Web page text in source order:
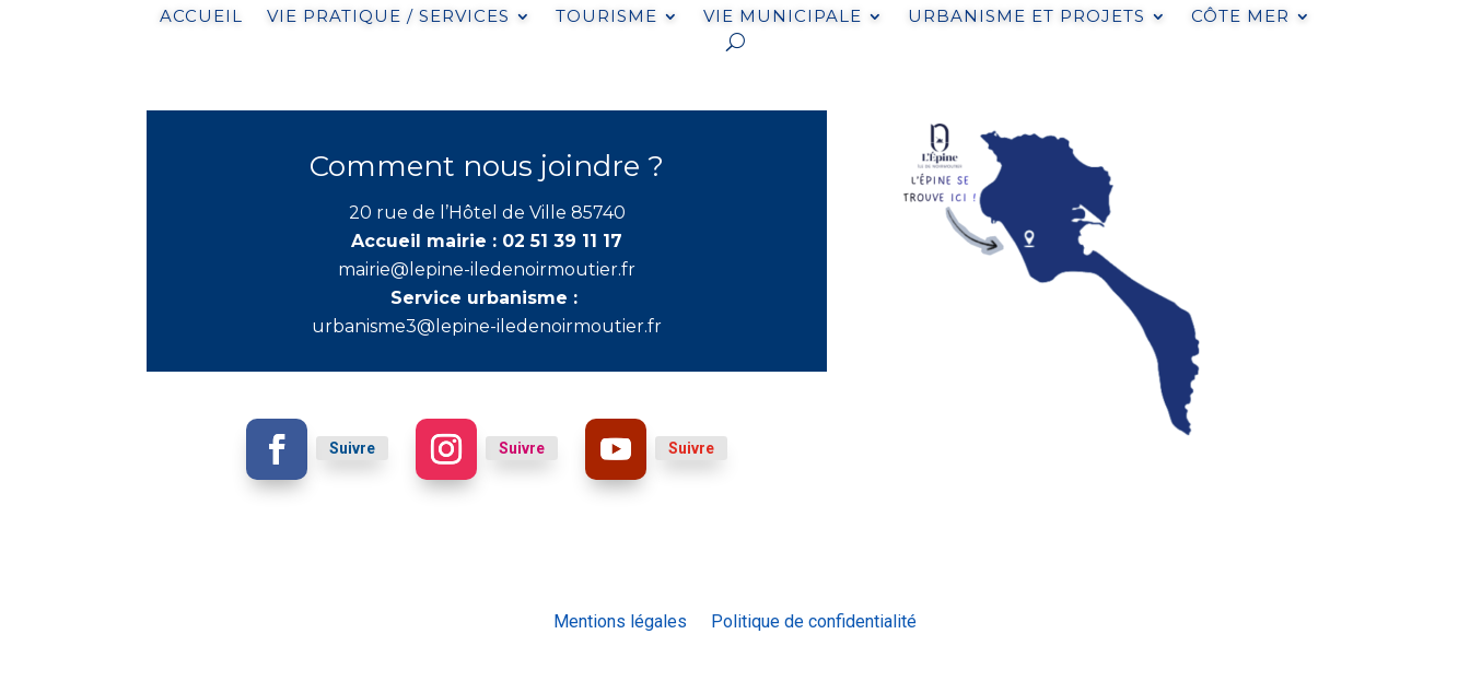
ACCUEIL VIE PRATIQUE / SERVICES TOURISME VIE MUNICIPALE URBANISME ET PROJETS CÔTE MER
Comment nous joindre ?
20 rue de l’Hôtel de Ville 85740
Accueil mairie : 02 51 39 11 17
mairie@lepine-iledenoirmoutier.fr
Service urbanisme :
urbanisme3@lepine-iledenoirmoutier.fr
Suivre Suivre Suivre
Mentions légales Politique de confidentialité